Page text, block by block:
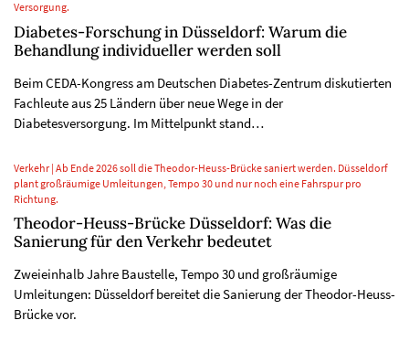
Versorgung.
Diabetes-Forschung in Düsseldorf: Warum die
Behandlung individueller werden soll
Beim CEDA-Kongress am Deutschen Diabetes-Zentrum diskutierten
Fachleute aus 25 Ländern über neue Wege in der
Diabetesversorgung. Im Mittelpunkt stand…
Verkehr | Ab Ende 2026 soll die Theodor-Heuss-Brücke saniert werden. Düsseldorf
plant großräumige Umleitungen, Tempo 30 und nur noch eine Fahrspur pro
Richtung.
Theodor-Heuss-Brücke Düsseldorf: Was die
Sanierung für den Verkehr bedeutet
Zweieinhalb Jahre Baustelle, Tempo 30 und großräumige
Umleitungen: Düsseldorf bereitet die Sanierung der Theodor-Heuss-
Brücke vor.